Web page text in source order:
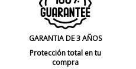
Lámparas de Pared
GARANTIA DE 3 AÑOS
Protección total en tu
compra